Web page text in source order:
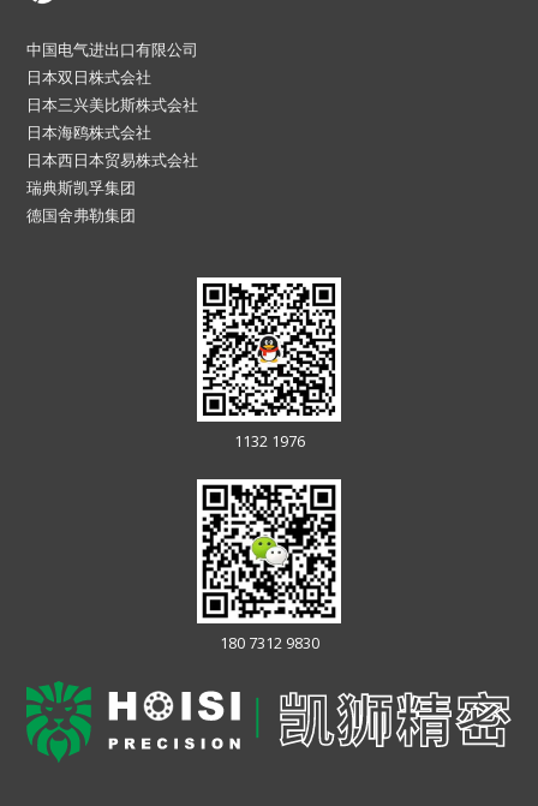
中国电气进出口有限公司
日本双日株式会社
日本三兴美比斯株式会社
日本海鸥株式会社
日本西日本贸易株式会社
瑞典斯凯孚集团
德国舍弗勒集团
1132 1976
180 7312 9830